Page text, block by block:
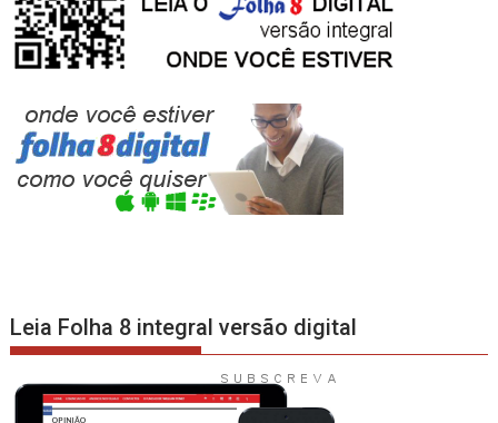
Leia Folha 8 integral versão digital